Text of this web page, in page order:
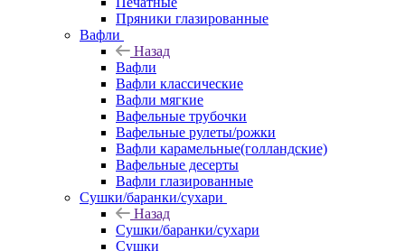
Пряники глазированные
Вафли
Назад
Вафли
Вафли классические
Вафли мягкие
Вафельные трубочки
Вафельные рулеты/рожки
Вафли карамельные(голландские)
Вафельные десерты
Вафли глазированные
Сушки/баранки/сухари
Назад
Сушки/баранки/сухари
Сушки